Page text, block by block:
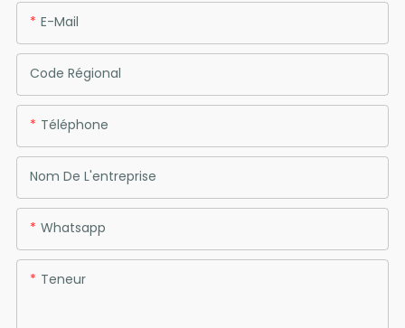
E-Mail
Code Régional
Téléphone
Nom De L'entreprise
Whatsapp
Teneur